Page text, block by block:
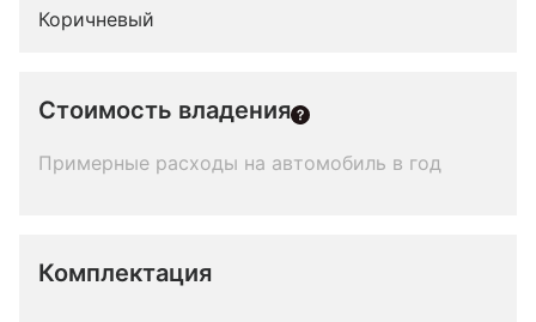
Коричневый
Стоимость владения
Примерные расходы на автомобиль в год
Комплектация